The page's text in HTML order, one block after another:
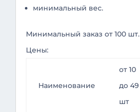
минимальный вес.
Минимальный заказ от 100 шт.
Цены:
Наименование
от 10
до 49
шт